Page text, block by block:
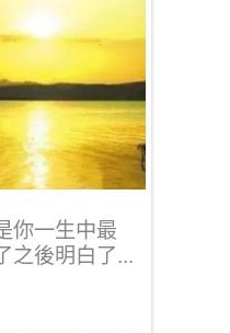
你一生中最
之後明白了...